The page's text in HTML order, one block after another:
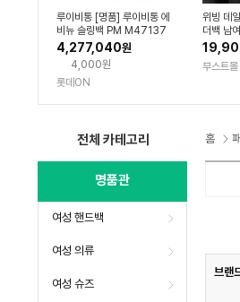
루이비통 [명품] 루이비통 에
비뉴 슬링백 PM M47137
4,277,040원
4,000원
롯데ON
위빙 데
더백 남
부스트몰
전체 카테고리
명품관
여성 핸드백
여성 의류
여성 슈즈
홈
브랜